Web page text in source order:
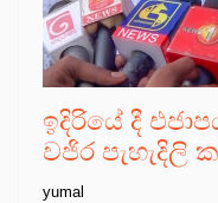
ඉදිරියේ දී
වජිර පැහැදිලි
yumal